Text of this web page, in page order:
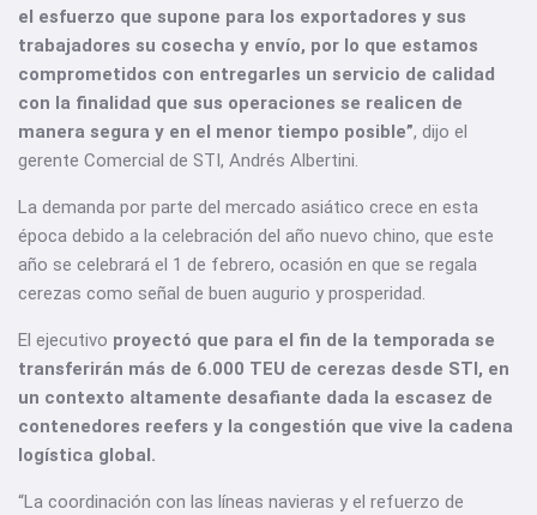
el esfuerzo que supone para los exportadores y sus
trabajadores su cosecha y envío, por lo que estamos
comprometidos con entregarles un servicio de calidad
con la finalidad que sus operaciones se realicen de
manera segura y en el menor tiempo posible”, dijo el
gerente Comercial de STI, Andrés Albertini.
La demanda por parte del mercado asiático crece en esta
época debido a la celebración del año nuevo chino, que este
año se celebrará el 1 de febrero, ocasión en que se regala
cerezas como señal de buen augurio y prosperidad.
El ejecutivo proyectó que para el fin de la temporada se
transferirán más de 6.000 TEU de cerezas desde STI, en
un contexto altamente desafiante dada la escasez de
contenedores reefers y la congestión que vive la cadena
logística global.
“La coordinación con las líneas navieras y el refuerzo de